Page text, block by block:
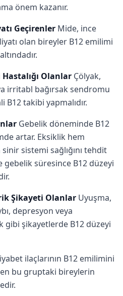
önem kazanır.
Geçirenler Mide, ince
olan bireyler B12 emilimi
Olanlar Çölyak,
irritabl bağırsak sendromu
B12 takibi yapmalıdır.
Gebelik döneminde B12
artar. Eksiklik hem
sistemi sağlığını tehdit
gebelik süresince B12 düzeyi
Şikayeti Olanlar Uyuşma,
depresyon veya
gibi şikayetlerde B12 düzeyi
ilaçlarının B12 emilimini
bu gruptaki bireylerin